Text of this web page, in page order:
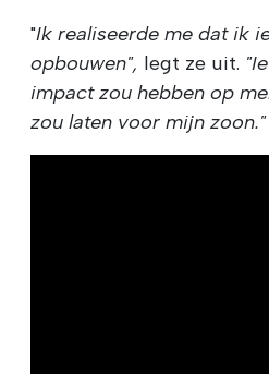
"Ik realiseerde me dat ik
opbouwen", legt ze uit.
impact zou hebben op
zou laten voor mijn zoon."